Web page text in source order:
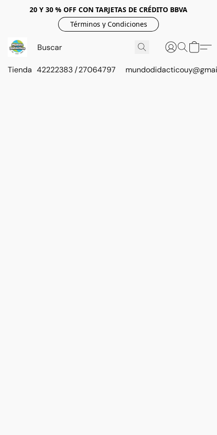
20 Y 30 % OFF CON TARJETAS DE CRÉDITO BBVA
Términos y Condiciones
Tienda 42222383 / 27064797